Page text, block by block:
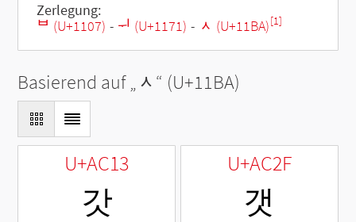
Zerlegung:
ᄇ (U+1107) - ᅱ (U+1171) - ᆺ (U+11BA)[1]
Basierend auf „ᆺ“ (U+11BA)
U+AC13
갓
U+AC2F
갯